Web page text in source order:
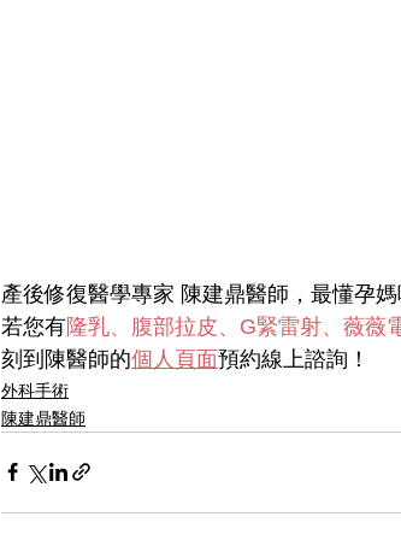
產後修復醫學專家 陳建鼎醫師，最懂孕
若您有隆乳、腹部拉皮、G緊雷射、薇
刻到陳醫師的個人頁面預約線上諮詢！
外科手術
陳建鼎醫師